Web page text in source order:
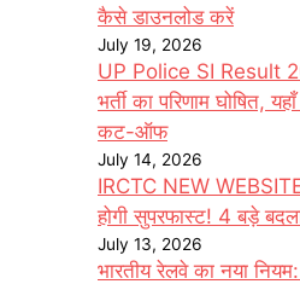
कैसे डाउनलोड करें
July 19, 2026
UP Police SI Result
भर्ती का परिणाम घोषित,
कट-ऑफ
July 14, 2026
IRCTC NEW
होगी सुपरफास्ट! 4 बड़े
July 13, 2026
भारतीय रेलवे का नया